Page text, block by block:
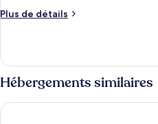
chambre :
vue
mer
Plus de détails
Plus
le
type
de
chambre
Chambre
Hébergements similaires
Mayflower Hotel